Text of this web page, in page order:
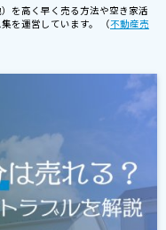
を高く早く売る方法や空き家活
を運営しています。 （不動産売